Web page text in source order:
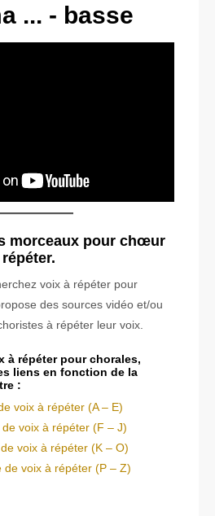
... - basse
morceaux pour chœur
voix à répéter pour
des sources vidéo et/ou
à répéter leur voix.
à répéter pour chorales,
liens en fonction de la
:
voix à répéter (A – E)
voix à répéter (F – J)
voix à répéter (K – O)
de voix à répéter (P – Z)